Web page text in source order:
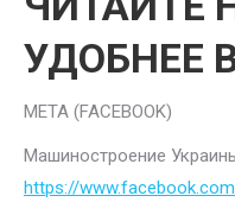
УДОБНЕЕ
META (FACEBOOK)
Машиностроение
https://